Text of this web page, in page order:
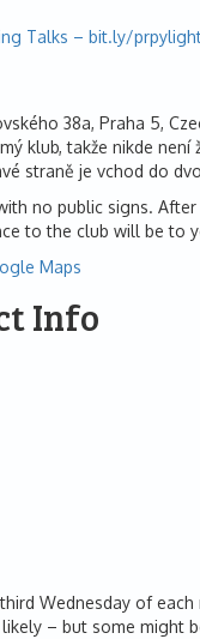
Talks – bit.ly/
38a, Praha 5,
klub, takže nikde
straně je vchod do
no public signs.
to the club will be to
Maps
Info
Wednesday of each
– but some might